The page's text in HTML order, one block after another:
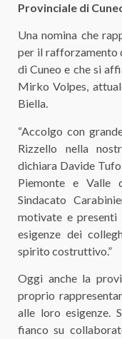
Provinciale di
Una nomina che
per il rafforzamento
di Cuneo e che si
Mirko Volpes,
Biella.
“Accolgo con
Rizzello nella
dichiara Davide
Piemonte e Valle
Sindacato
motivate e
esigenze dei
spirito costruttivo.”
Oggi anche la
proprio
alle loro esigenze.
fianco su